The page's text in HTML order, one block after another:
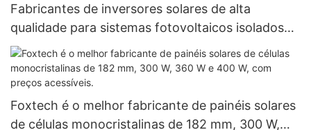
Fabricantes de inversores solares de alta
qualidade para sistemas fotovoltaicos isolados
da rede, inversores híbridos de 8,2 kW e 10,2 kW
para sistemas de energia solar.
Foxtech é o melhor fabricante de painéis solares
de células monocristalinas de 182 mm, 300 W,